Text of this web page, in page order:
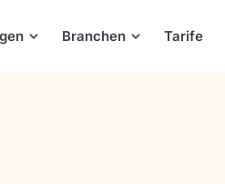
Branchen Tarife